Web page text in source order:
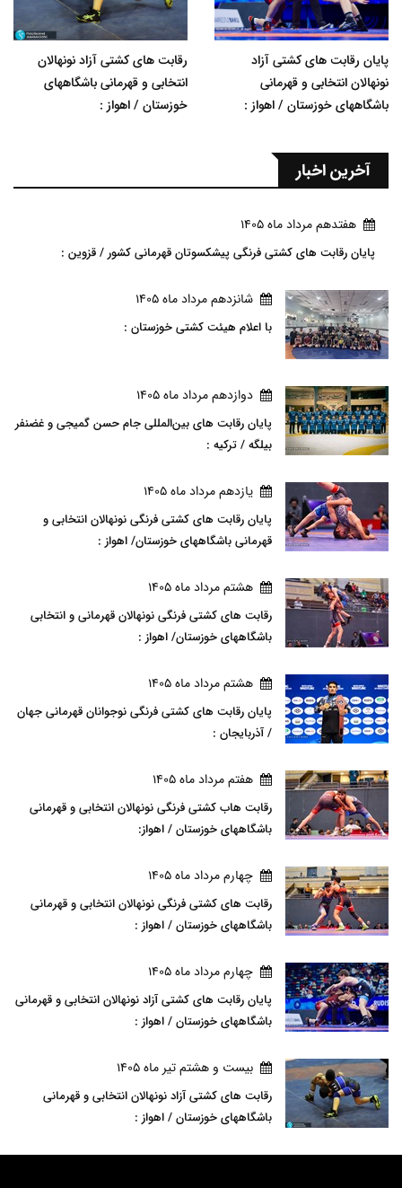
پایان رقابت های کشتی آزاد
نونهالان انتخابی و قهرمانی
باشگاههای خوزستان / اهواز :
رقابت های کشتی آزاد نونهالان
انتخابی و قهرمانی باشگاههای
خوزستان / اهواز :
آخرین اخبار
هفتدهم مرداد ماه 1405
پایان رقابت های کشتی فرنگی پیشکسوتان قهرمانی کشور / قزوین :
شانزدهم مرداد ماه 1405
با اعلام هیئت کشتی خوزستان :
دوازدهم مرداد ماه 1405
پایان رقابت های بین‌المللی جام حسن گمیجی و غضنفر
بیلگه / ترکیه :
يازدهم مرداد ماه 1405
پایان رقابت های کشتی فرنگی نونهالان انتخابی و
قهرمانی باشگاههای خوزستان/ اهواز :
هشتم مرداد ماه 1405
رقابت های کشتی فرنگی نونهالان قهرمانی و انتخابی
باشگاههای خوزستان/ اهواز :
هشتم مرداد ماه 1405
پایان رقابت های کشتی فرنگی نوجوانان قهرمانی جهان
/ آذربایجان :
هفتم مرداد ماه 1405
رقابت هاب کشتی فرنگی نونهالان انتخابی و قهرمانی
باشگاههای خوزستان / اهواز:
چهارم مرداد ماه 1405
رقابت های کشتی فرنگی نونهالان انتخابی و قهرمانی
باشگاههای خوزستان / اهواز :
چهارم مرداد ماه 1405
پایان رقابت های کشتی آزاد نونهالان انتخابی و قهرمانی
باشگاههای خوزستان / اهواز :
بيست و هشتم تير ماه 1405
رقابت های کشتی آزاد نونهالان انتخابی و قهرمانی
باشگاههای خوزستان / اهواز :